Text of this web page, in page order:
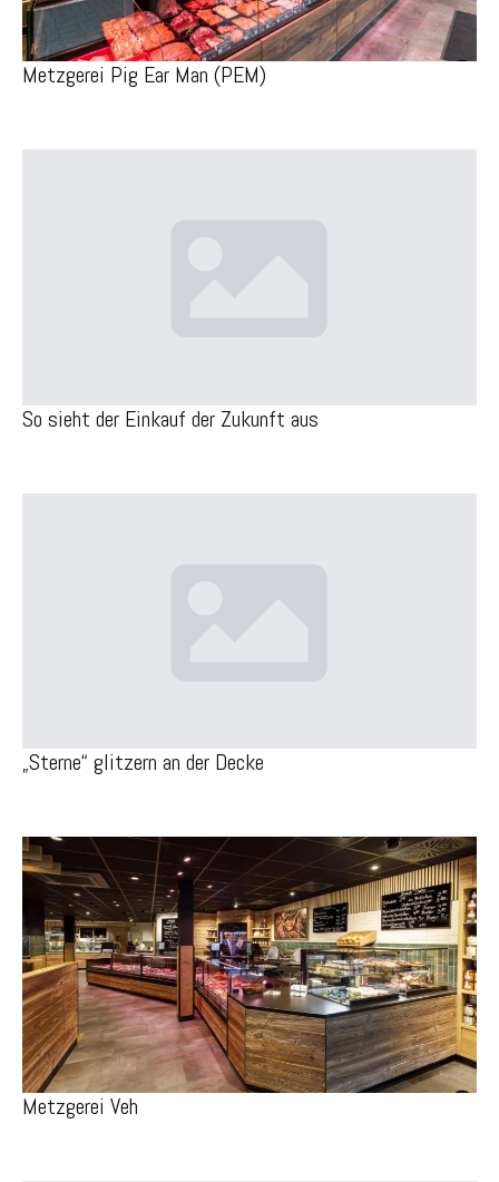
Metzgerei Pig Ear Man (PEM)
So sieht der Einkauf der Zukunft aus
„Sterne“ glitzern an der Decke
Metzgerei Veh